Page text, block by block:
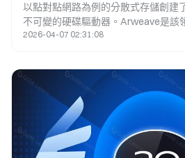
以點對點網路為例的分散式存儲創建
不可變的硬碟驅動器。Arweave是該
本效益的解決方案，確保持久性、不
2026-04-07 02:31:08